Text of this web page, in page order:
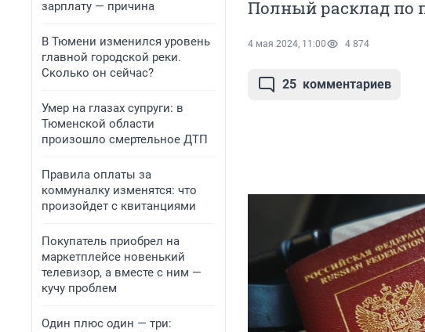
зарплату — причина
В Тюмени изменился уровень
главной городской реки.
Сколько он сейчас?
Умер на глазах супруги: в
Тюменской области
произошло смертельное ДТП
Правила оплаты за
коммуналку изменятся: что
произойдет с квитанциями
Покупатель приобрел на
маркетплейсе новенький
телевизор, а вместе с ним —
кучу проблем
Один плюс один — три:
Полный расклад по
4 мая 2024, 11:00 4 874
25 комментариев